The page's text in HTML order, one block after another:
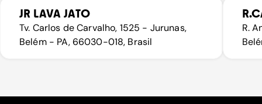
JR LAVA JATO
Tv. Carlos de Carvalho, 1525 - Jurunas,
Belém - PA, 66030-018, Brasil
R.